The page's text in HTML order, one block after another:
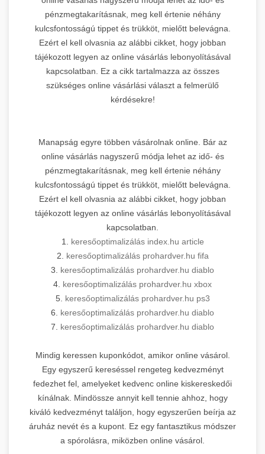
pénzmegtakarításnak, meg kell értenie néhány
kulcsfontosságú tippet és trükköt, mielőtt belevágna.
Ezért el kell olvasnia az alábbi cikket, hogy jobban
tájékozott legyen az online vásárlás lebonyolításával
kapcsolatban. Ez a cikk tartalmazza az összes
szükséges online vásárlási választ a felmerülő
kérdésekre!
Manapság egyre többen vásárolnak online. Bár az
online vásárlás nagyszerű módja lehet az idő- és
pénzmegtakarításnak, meg kell értenie néhány
kulcsfontosságú tippet és trükköt, mielőtt belevágna.
Ezért el kell olvasnia az alábbi cikket, hogy jobban
tájékozott legyen az online vásárlás lebonyolításával
kapcsolatban.
1. keresőoptimalizálás index.hu article
2. keresőoptimalizálás prohardver.hu fifa
3. keresőoptimalizálás prohardver.hu diablo
4. keresőoptimalizálás prohardver.hu xbox
5. keresőoptimalizálás prohardver.hu ps3
6. keresőoptimalizálás prohardver.hu diablo
7. keresőoptimalizálás prohardver.hu diablo
Mindig keressen kuponkódot, amikor online vásárol.
Egy egyszerű kereséssel rengeteg kedvezményt
fedezhet fel, amelyeket kedvenc online kiskereskedői
kínálnak. Mindössze annyit kell tennie ahhoz, hogy
kiváló kedvezményt találjon, hogy egyszerűen beírja az
áruház nevét és a kupont. Ez egy fantasztikus módszer
a spórolásra, miközben online vásárol.